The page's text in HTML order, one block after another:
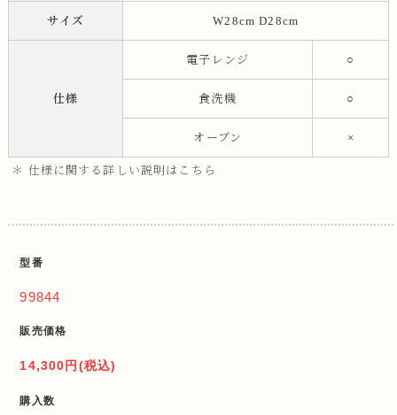
サイズ W28cm D28cm
仕様
電子レンジ ○
食洗機 ○
オーブン ×
＊ 仕様に関する詳しい説明はこちら
型番
99844
販売価格
14,300円(税込)
購入数